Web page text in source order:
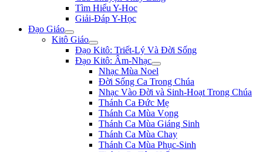
Tìm Hiểu Y-Hoc
Giải-Đáp Y-Học
Đạo Giáo
Kitô Giáo
Đạo Kitô: Triết-Lý Và Đời Sống
Đạo Kitô: Âm-Nhạc
Nhạc Mùa Noel
Đời Sống Ca Trong Chúa
Nhạc Vào Đời và Sinh-Hoạt Trong Chúa
Thánh Ca Đức Mẹ
Thánh Ca Mùa Vọng
Thánh Ca Mùa Giáng Sinh
Thánh Ca Mùa Chay
Thánh Ca Mùa Phục-Sinh